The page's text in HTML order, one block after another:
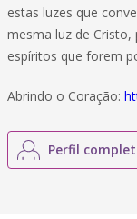
estas luzes que
mesma luz de
espíritos que forem
Abrindo o Coração:
Perfil